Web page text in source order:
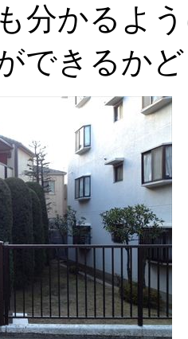
分かるよ
できるか